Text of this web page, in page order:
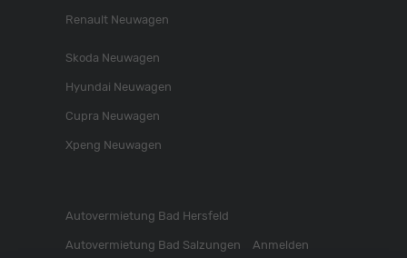
Renault Neuwagen
Skoda Neuwagen
Hyundai Neuwagen
Cupra Neuwagen
Xpeng Neuwagen
Autovermietung Bad Hersfeld
Autovermietung Bad Salzungen Anmelden